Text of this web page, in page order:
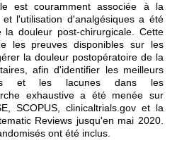
est couramment associée à la
l'utilisation d'analgésiques a été
douleur post-chirurgicale. Cette
les preuves disponibles sur les
la douleur postopératoire de la
afin d'identifier les meilleurs
et les lacunes dans les
exhaustive a été menée sur
SCOPUS, clinicaltrials.gov et la
Reviews jusqu'en mai 2020.
ont été inclus.